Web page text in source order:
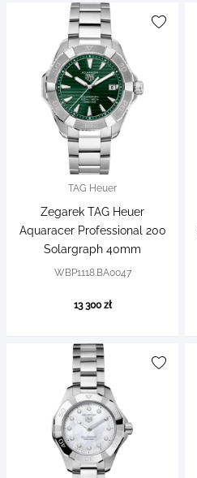
TAG Heuer
Zegarek TAG Heuer
Aquaracer Professional 200
Solargraph 40mm
WBP1118.BA0047
13 300 zł